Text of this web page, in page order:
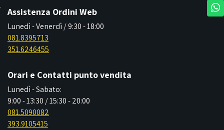
Assistenza Ordini Web
Lunedì - Venerdì / 9:30 - 18:00
081.8395713
351.6246455
Orari e Contatti punto vendita
Lunedì - Sabato:
9:00 - 13:30 / 15:30 - 20:00
081.5090082
393.9105415